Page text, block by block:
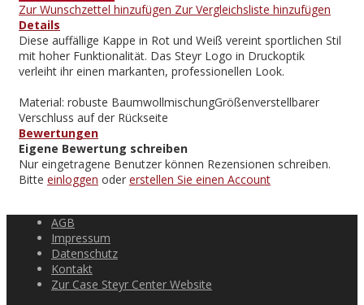
Zur Wunschzettel hinzufügen Zur Vergleichsliste hinzufügen
Details
Diese auffällige Kappe in Rot und Weiß vereint sportlichen Stil
mit hoher Funktionalität. Das Steyr Logo in Druckoptik
verleiht ihr einen markanten, professionellen Look.
Material: robuste BaumwollmischungGrößenverstellbarer
Verschluss auf der Rückseite
Bewertungen
Eigene Bewertung schreiben
Nur eingetragene Benutzer können Rezensionen schreiben.
Bitte einloggen oder erstellen Sie einen Account
AGB
Impressum
Datenschutz
Kontakt
Zur Case Steyr Center Website